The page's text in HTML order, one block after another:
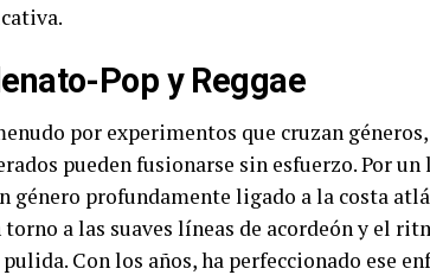
Pop y Reggae
por experimentos que cruzan
pueden fusionarse sin esfuerzo. Por
profundamente ligado a la costa
torno a las suaves líneas de acordeón y el
Con los años, ha perfeccionado ese